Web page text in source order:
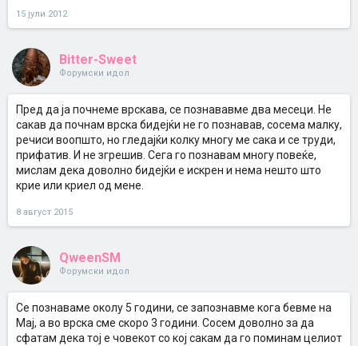
15 јули 2012
Bitter-Sweet
Форумски идол
Пред да ја почнеме врскава, се познававме два месеци. Не
сакав да почнам врска бидејќи не го познавав, сосема малку,
речиси воопшто, но гледајќи колку многу ме сака и се труди,
прифатив. И не згрешив. Сега го познавам многу повеќе,
мислам дека доволно бидејќи е искрен и нема нешто што
крие или криел од мене.
8 август 2015
QweenSM
Форумски идол
Се познаваме околу 5 години, се запознавме кога бевме на
Мај, а во врска сме скоро 3 години. Сосем доволно за да
сфатам дека тој е човекот со кој сакам да го поминам целиот